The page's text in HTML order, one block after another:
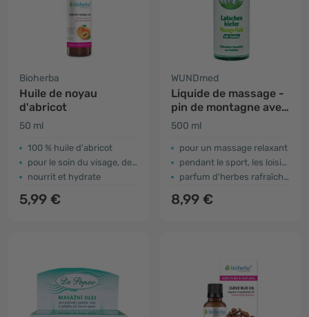
Bioherba
Huile de noyau
d'abricot
50 ml
100 % huile d'abricot
pour le soin du visage, des cheveux et du corps
nourrit et hydrate
5,99 €
WUNDmed
Liquide de massage -
pin de montagne avec
arnica
500 ml
pour un massage relaxant
pendant le sport, les loisirs ou en voyage
parfum d'herbes rafraîchissant
8,99 €